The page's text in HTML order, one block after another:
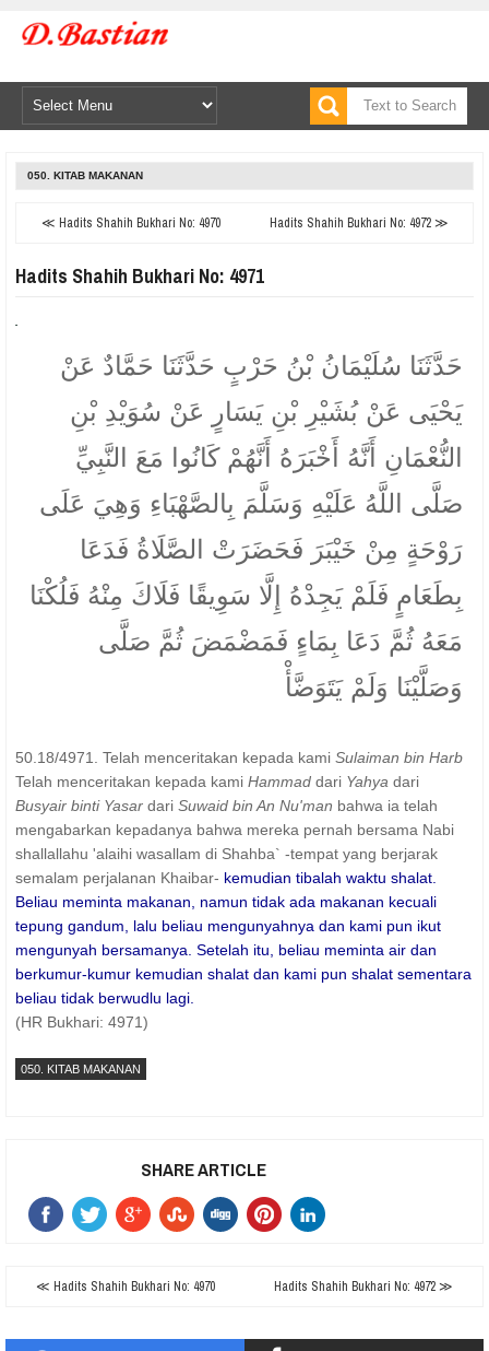
050. KITAB MAKANAN
≪ Hadits Shahih Bukhari No: 4970 Hadits Shahih Bukhari No: 4972 ≫
Hadits Shahih Bukhari No: 4971
حَدَّثَنَا سُلَيْمَانُ بْنُ حَرْبٍ حَدَّثَنَا حَمَّادٌ عَنْ
يَحْيَى عَنْ بُشَيْرِ بْنِ يَسَارٍ عَنْ سُوَيْدِ بْنِ
النُّعْمَانِ أَنَّهُ أَخْبَرَهُ أَنَّهُمْ كَانُوا مَعَ النَّبِيِّ
صَلَّى اللَّهُ عَلَيْهِ وَسَلَّمَ بِالصَّهْبَاءِ وَهِيَ عَلَى
رَوْحَةٍ مِنْ خَيْبَرَ فَحَضَرَتْ الصَّلَاةُ فَدَعَا
بِطَعَامٍ فَلَمْ يَجِدْهُ إِلَّا سَوِيقًا فَلَاكَ مِنْهُ فَلُكْنَا
مَعَهُ ثُمَّ دَعَا بِمَاءٍ فَمَضْمَضَ ثُمَّ صَلَّى
وَصَلَّيْنَا وَلَمْ يَتَوَضَّأْ
50.18/4971. Telah menceritakan kepada kami Sulaiman bin Harb
Telah menceritakan kepada kami Hammad dari Yahya dari
Busyair binti Yasar dari Suwaid bin An Nu'man bahwa ia telah
mengabarkan kepadanya bahwa mereka pernah bersama Nabi
shallallahu 'alaihi wasallam di Shahba` -tempat yang berjarak
semalam perjalanan Khaibar- kemudian tibalah waktu shalat.
Beliau meminta makanan, namun tidak ada makanan kecuali
tepung gandum, lalu beliau mengunyahnya dan kami pun ikut
mengunyah bersamanya. Setelah itu, beliau meminta air dan
berkumur-kumur kemudian shalat dan kami pun shalat sementara
beliau tidak berwudlu lagi.
(HR Bukhari: 4971)
050. KITAB MAKANAN
SHARE ARTICLE
≪ Hadits Shahih Bukhari No: 4970 Hadits Shahih Bukhari No: 4972 ≫